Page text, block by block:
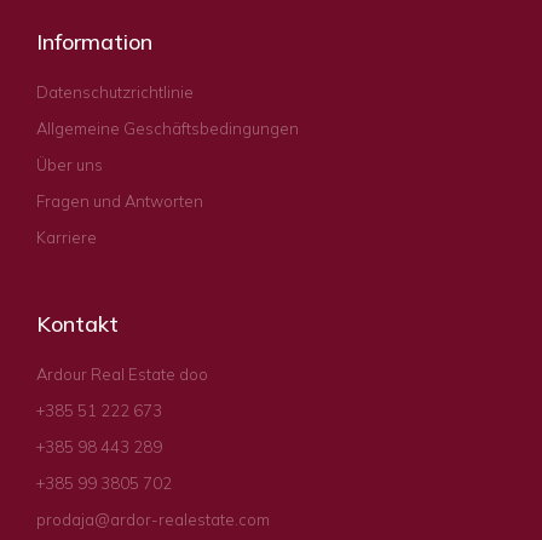
Information
Datenschutzrichtlinie
Allgemeine Geschäftsbedingungen
Über uns
Fragen und Antworten
Karriere
Kontakt
Ardour Real Estate doo
+385 51 222 673
+385 98 443 289
+385 99 3805 702
prodaja@ardor-realestate.com